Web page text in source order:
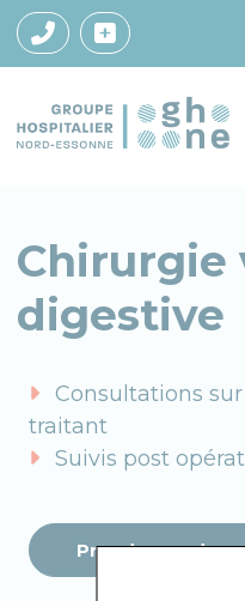
Chirurgie
digestive
Consultations
traitant
Suivis post
Prendre rendez-